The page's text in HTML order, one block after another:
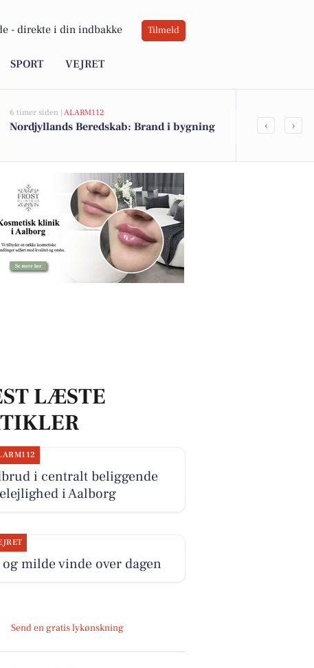
- direkte i din indbakke Tilmeld
SPORT VEJRET
6 timer siden | ALARM112
Nordjyllands Beredskab: Brand i bygning ‹ ›
LÆSTE
i centralt beliggende
i Aalborg
og milde vinde over dagen
Send en gratis lykønskning